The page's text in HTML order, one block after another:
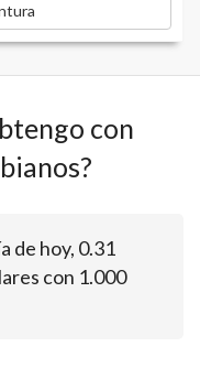
con
de hoy, 0.31
con 1.000